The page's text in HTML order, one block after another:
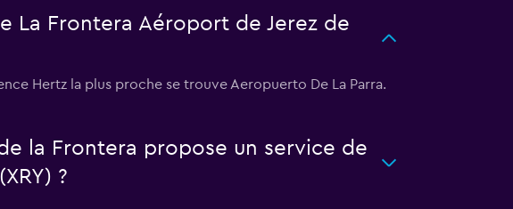
La Frontera Aéroport de Jerez de
Hertz la plus proche se trouve Aeropuerto De La Parra.
la Frontera propose un service de
?